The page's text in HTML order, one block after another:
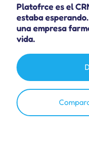
Platofrce es el
estaba
una empresa
vida.